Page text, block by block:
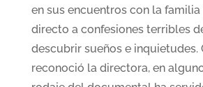
en sus encuentros con la familia
directo a confesiones terribles
descubrir sueños e inquietudes.
reconoció la directora, en